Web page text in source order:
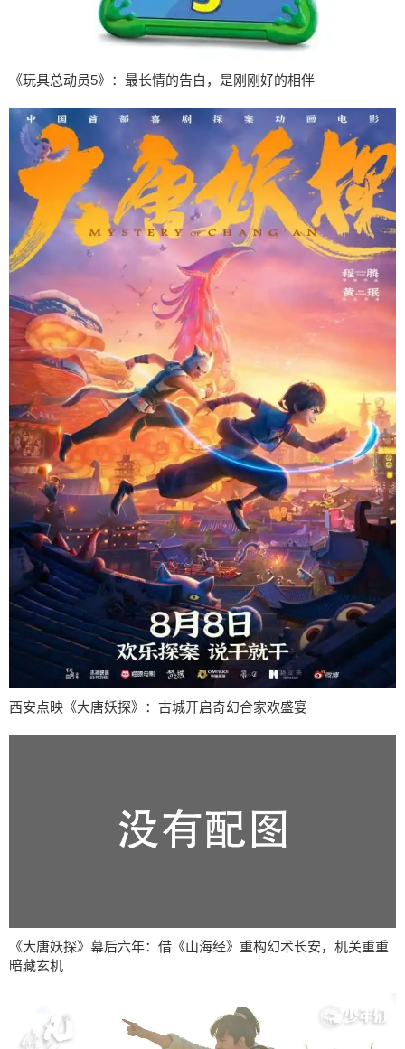
《玩具总动员5》：最长情的告白，是刚刚好的相伴
西安点映《大唐妖探》：古城开启奇幻合家欢盛宴
《大唐妖探》幕后六年：借《山海经》重构幻术长安，机关重重
暗藏玄机